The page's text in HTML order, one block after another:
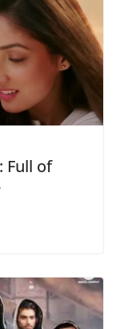
Full of